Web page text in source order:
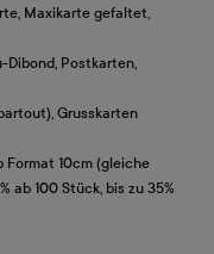
Maxikarte gefaltet,
Dibond, Postkarten,
Grusskarten
Format 10cm (gleiche
ab 100 Stück, bis zu 35%